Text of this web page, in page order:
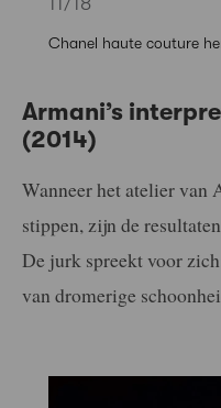
Chanel haute couture
Armani’s
(2014)
Wanneer het atelier van
stippen, zijn de
De jurk spreekt voor
van dromerige